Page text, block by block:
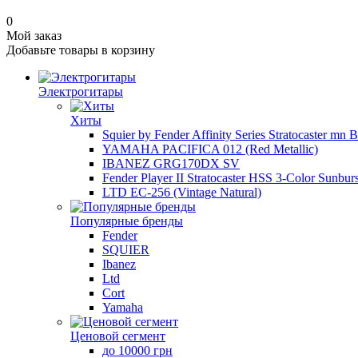
0
Мой заказ
Добавьте товары в корзину
Электрогитары
Хиты
Squier by Fender Affinity Series Stratocaster mn
YAMAHA PACIFICA 012 (Red Metallic)
IBANEZ GRG170DX SV
Fender Player II Stratocaster HSS 3-Color
LTD EC-256 (Vintage Natural)
Популярные бренды
Fender
SQUIER
Ibanez
Ltd
Cort
Yamaha
Ценовой сегмент
до 10000 грн